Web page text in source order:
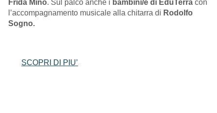
Frida Mino. Sul palco anche i bambini/e di EduTerra con
l’accompagnamento musicale alla chitarra di Rodolfo
Sogno.
SCOPRI DI PIU’